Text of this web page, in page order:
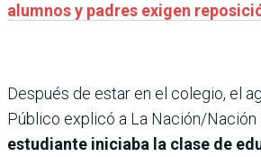
alumnos y padres exigen
Después de estar en el colegio, el
Público explicó a La Nación/Nación
estudiante iniciaba la clase de